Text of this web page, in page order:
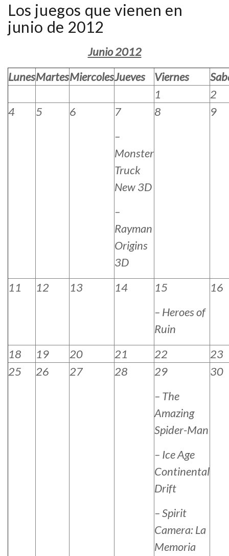
Los juegos que vienen en
junio de 2012
Junio 2012
LunesMartesMiercolesJueves Viernes
1
2
4
5 6
7
–
Monster
Truck
New 3D
–
Rayman
Origins
3D
8 9
11 12 13 14
15
– Heroes of
Ruin
16
18 19 20 21 22
23
25
26 27 28
29
– The
Amazing
Spider-Man
– Ice Age
Continental
Drift
– Spirit
Camera: La
Memoria
30